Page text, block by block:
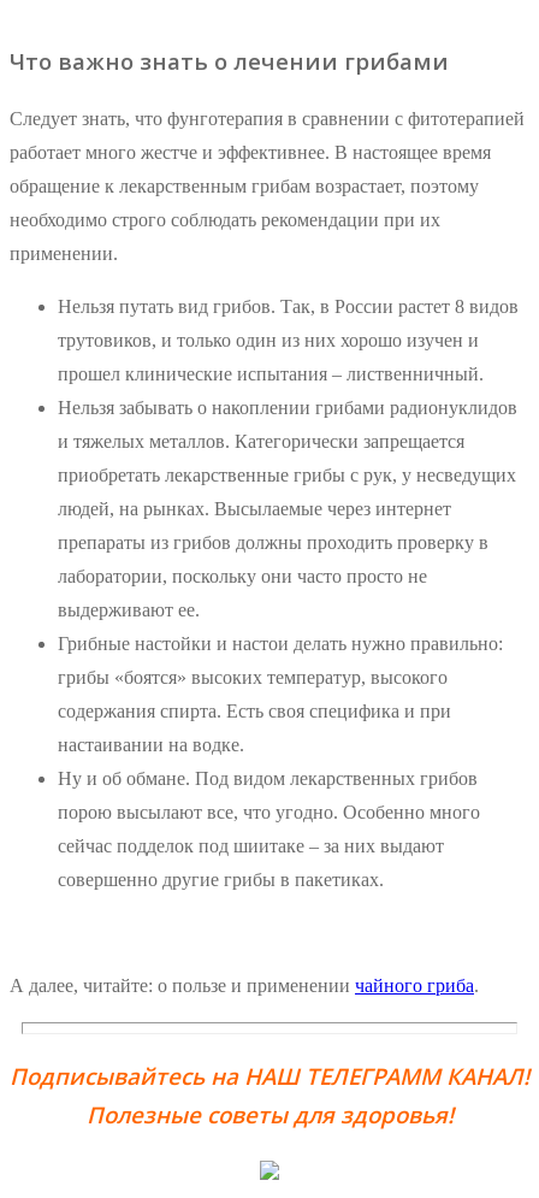
Что важно знать о лечении грибами
Следует знать, что фунготерапия в сравнении с фитотерапией
работает много жестче и эффективнее. В настоящее время
обращение к лекарственным грибам возрастает, поэтому
необходимо строго соблюдать рекомендации при их
применении.
Нельзя путать вид грибов. Так, в России растет 8 видов
трутовиков, и только один из них хорошо изучен и
прошел клинические испытания – лиственничный.
Нельзя забывать о накоплении грибами радионуклидов
и тяжелых металлов. Категорически запрещается
приобретать лекарственные грибы с рук, у несведущих
людей, на рынках. Высылаемые через интернет
препараты из грибов должны проходить проверку в
лаборатории, поскольку они часто просто не
выдерживают ее.
Грибные настойки и настои делать нужно правильно:
грибы «боятся» высоких температур, высокого
содержания спирта. Есть своя специфика и при
настаивании на водке.
Ну и об обмане. Под видом лекарственных грибов
порою высылают все, что угодно. Особенно много
сейчас подделок под шиитаке – за них выдают
совершенно другие грибы в пакетиках.
А далее, читайте: о пользе и применении чайного гриба.
Подписывайтесь на НАШ ТЕЛЕГРАММ КАНАЛ!
Полезные советы для здоровья!